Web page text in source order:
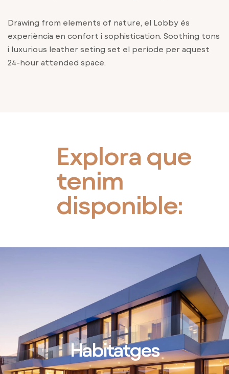
Drawing from elements of nature, el Lobby és
experiència en confort i sophistication. Soothing tons
i luxurious leather seting set el període per aquest
24-hour attended space.
Explora que
tenim
disponible:
Habitatges